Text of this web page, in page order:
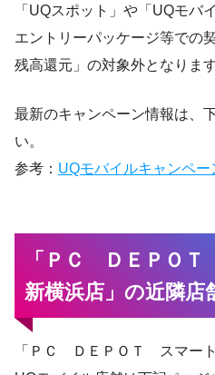
「UQスポット」や「UQモバ
エントリーパッケージ等での
残高還元」の対象外となりま
最新のキャンペーン情報は、
い。
参考： UQモバイルキャンペー
「ＰＣ ＤＥＰＯ
新横浜店」の近隣店
「ＰＣ ＤＥＰＯＴ スマー